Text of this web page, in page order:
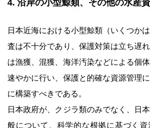
4. 沿岸の小型鯨類、その他の水産
日本近海における小型鯨類（いくつか
査は不十分であり、保護対策は立ち遅
は漁獲、混獲、海洋汚染などによる個
速やかに行い、保護と的確な資源管理
に構築すべきである。
日本政府が、クジラ類のみでなく、日
般について、科学的な根拠に基づく